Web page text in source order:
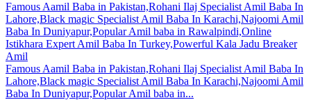
Famous Aamil Baba in Pakistan,Rohani Ilaj Specialist Amil Baba In
Lahore,Black magic Specialist Amil Baba In Karachi,Najoomi Amil
Baba In Duniyapur,Popular Amil baba in Rawalpindi,Online
Istikhara Expert Amil Baba In Turkey,Powerful Kala Jadu Breaker
Amil
Famous Aamil Baba in Pakistan,Rohani Ilaj Specialist Amil Baba In
Lahore,Black magic Specialist Amil Baba In Karachi,Najoomi Amil
Baba In Duniyapur,Popular Amil baba in...